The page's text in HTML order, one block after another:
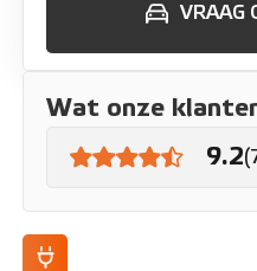
VRAAG
Wat onze
9.2